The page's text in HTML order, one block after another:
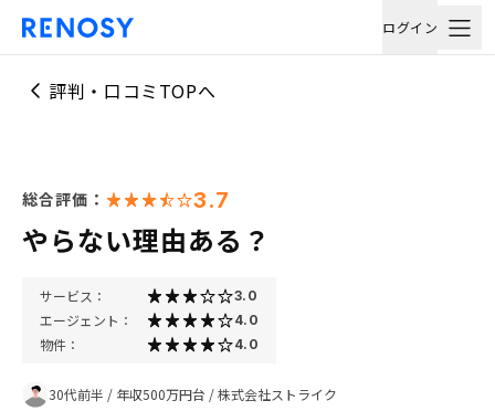
ログイン
評判・口コミTOPへ
総合評価： 3.7
やらない理由ある？
サービス： 3.0
エージェント： 4.0
物件： 4.0
30代前半 / 年収500万円台 /株式会社ストライク